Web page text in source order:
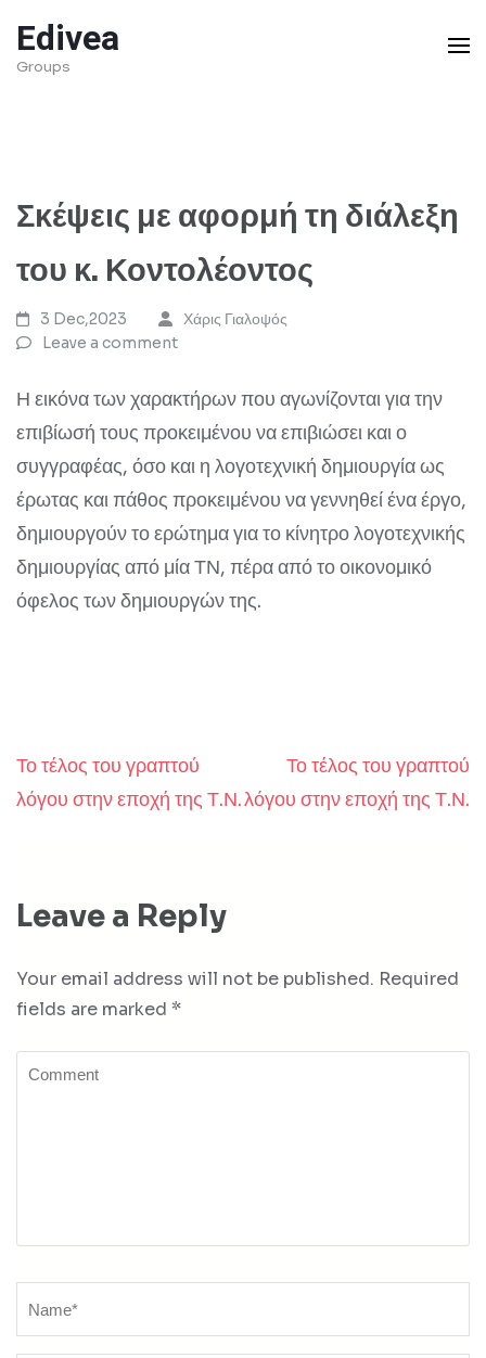
to
content
Edivea
Groups
Σκέψεις με αφορμή τη διάλεξη
του κ. Κοντολέοντος
3 Dec,2023
Χάρις Γιαλοψός
Leave a comment
Η εικόνα των χαρακτήρων που αγωνίζονται για την
επιβίωσή τους προκειμένου να επιβιώσει και ο
συγγραφέας, όσο και η λογοτεχνική δημιουργία ως
έρωτας και πάθος προκειμένου να γεννηθεί ένα έργο,
δημιουργούν το ερώτημα για το κίνητρο λογοτεχνικής
δημιουργίας από μία ΤΝ, πέρα από το οικονομικό
όφελος των δημιουργών της.
Post
Το τέλος του γραπτού
λόγου στην εποχή της Τ.Ν.
Το τέλος του γραπτού
λόγου στην εποχή της Τ.Ν.
Leave a Reply
Your email address will not be published. Required
fields are marked *
Comment